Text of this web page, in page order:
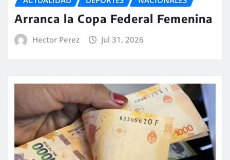
Arranca la Copa Federal Femenina
Hector Perez Jul 31, 2026